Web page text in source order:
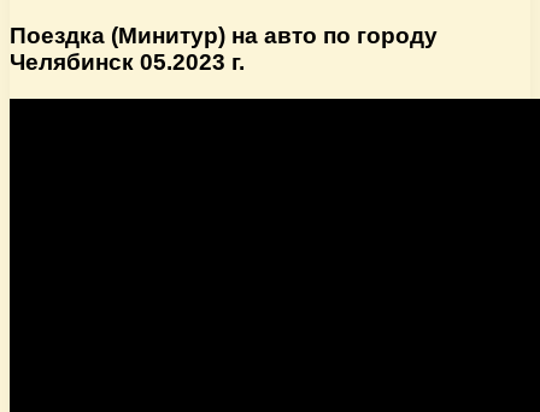
Поездка (Минитур) на авто по городу
Челябинск 05.2023 г.